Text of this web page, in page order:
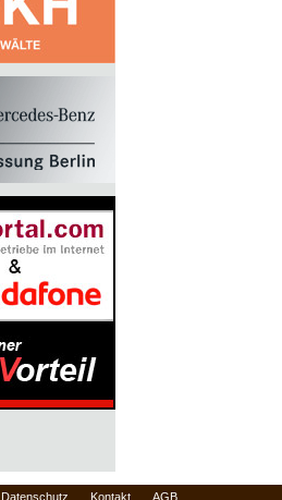
Datenschutz Kontakt AGB